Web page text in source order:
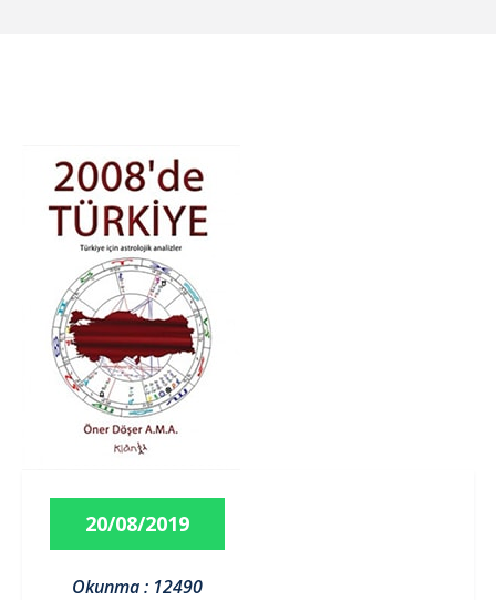
20/08/2019
Okunma : 12490